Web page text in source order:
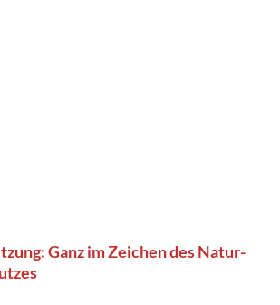
Ganz im Zeichen des Natur-